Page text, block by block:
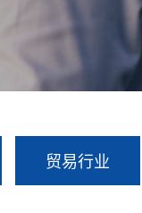
贸易行业